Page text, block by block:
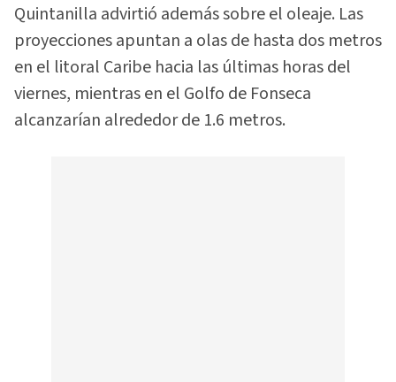
Quintanilla advirtió además sobre el oleaje. Las
proyecciones apuntan a olas de hasta dos metros
en el litoral Caribe hacia las últimas horas del
viernes, mientras en el Golfo de Fonseca
alcanzarían alrededor de 1.6 metros.